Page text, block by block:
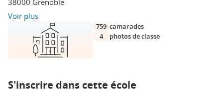
38000 Grenoble
Voir plus
759 camarades
4
photos de classe
S'inscrire dans cette école